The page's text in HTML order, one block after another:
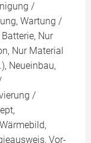
/
Wartung /
Nur
Nur Material
Neueinbau,
/
Vor-